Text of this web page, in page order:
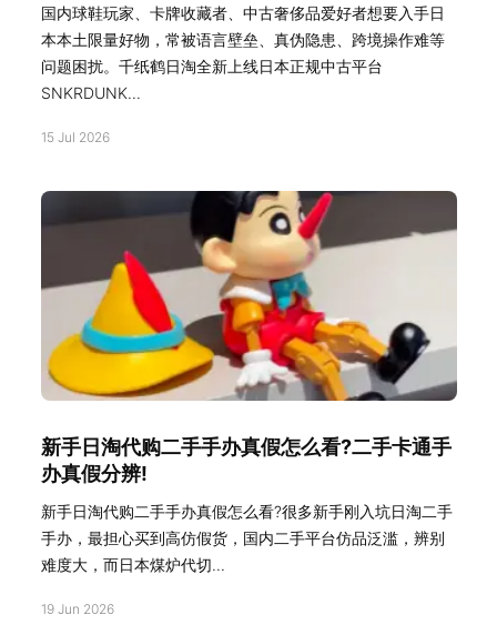
国内球鞋玩家、卡牌收藏者、中古奢侈品爱好者想要入手日
本本土限量好物，常被语言壁垒、真伪隐患、跨境操作难等
问题困扰。千纸鹤日淘全新上线日本正规中古平台
SNKRDUNK...
15 Jul 2026
新手日淘代购二手手办真假怎么看?二手卡通手
办真假分辨!
新手日淘代购二手手办真假怎么看?很多新手刚入坑日淘二手
手办，最担心买到高仿假货，国内二手平台仿品泛滥，辨别
难度大，而日本煤炉代切...
19 Jun 2026